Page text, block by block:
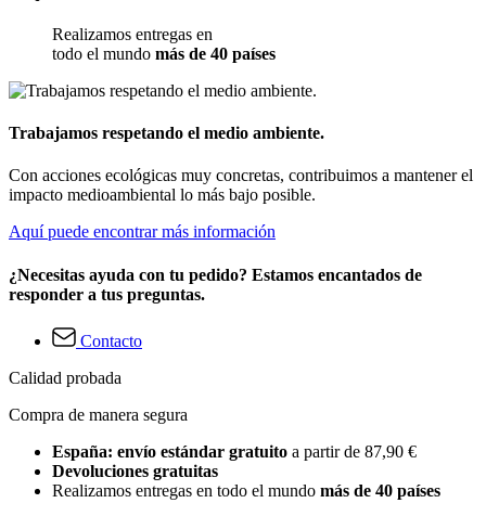
Realizamos entregas en
todo el mundo más de 40 países
Trabajamos respetando el medio ambiente.
Con acciones ecológicas muy concretas, contribuimos a mantener el
impacto medioambiental lo más bajo posible.
Aquí puede encontrar más información
¿Necesitas ayuda con tu pedido? Estamos encantados de
responder a tus preguntas.
Contacto
Calidad probada
Compra de manera segura
España: envío estándar gratuito a partir de 87,90 €
Devoluciones gratuitas
Realizamos entregas en todo el mundo más de 40 países